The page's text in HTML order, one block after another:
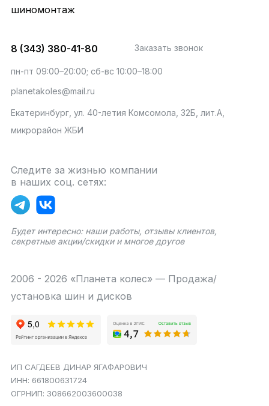
шиномонтаж
8 (343) 380-41-80 Заказать звонок
пн-пт 09:00–20:00; сб-вс 10:00–18:00
planetakoles@mail.ru
Екатеринбург, ул. 40-летия Комсомола, 32Б, лит.А,
микрорайон ЖБИ
Следите за жизнью компании
в наших соц. сетях:
Будет интересно: наши работы, отзывы клиентов,
секретные акции/скидки и многое другое
2006 - 2026 «Планета колес» — Продажа/
установка шин и дисков
ИП САГДЕЕВ ДИНАР ЯГАФАРОВИЧ
ИНН: 661800631724
ОГРНИП: 308662003600038